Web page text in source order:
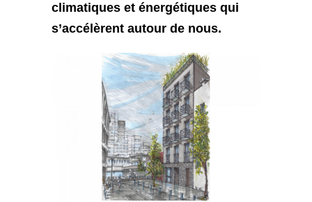
climatiques et énergétiques qui
s’accélèrent autour de nous.